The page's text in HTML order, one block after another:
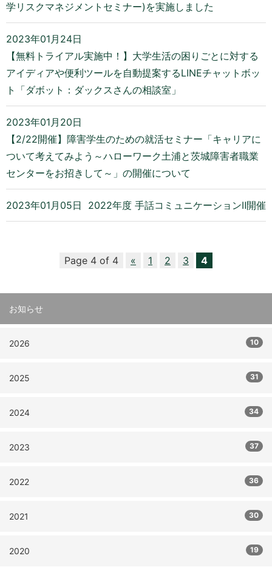
学リスクマネジメントセミナー)を実施しました
2023年01月24日
【無料トライアル実施中！】大学生活の困りごとに対する
アイディアや便利ツールを自動提案するLINEチャットボッ
ト「ダボット：ダックスさんの相談室」
2023年01月20日
【2/22開催】障害学生のための就活セミナー「キャリアに
ついて考えてみよう～ハローワーク土浦と茨城障害者職業
センターをお招きして～」の開催について
2023年01月05日 2022年度 手話コミュニケーションⅡ開催
Page 4 of 4 « 1 2 3 4
お知らせ
2026 10
2025 31
2024 34
2023 37
2022 36
2021 30
2020 19